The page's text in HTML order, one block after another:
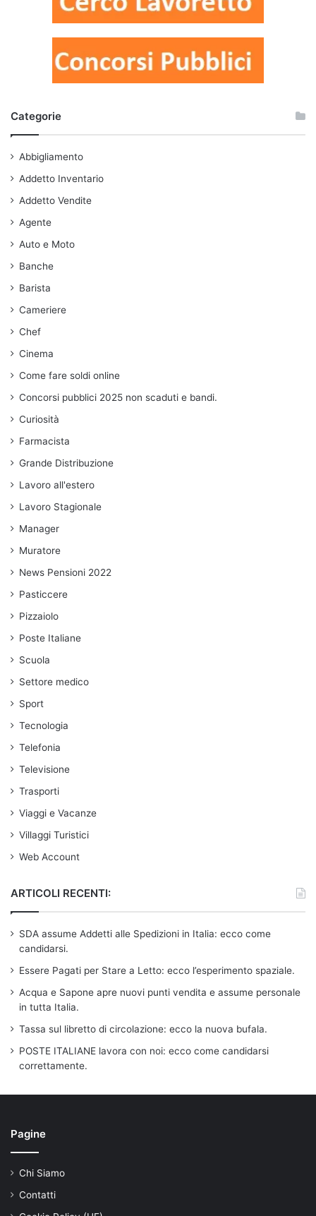
Categorie
Abbigliamento
Addetto Inventario
Addetto Vendite
Agente
Auto e Moto
Banche
Barista
Cameriere
Chef
Cinema
Come fare soldi online
Concorsi pubblici 2025 non scaduti e bandi.
Curiosità
Farmacista
Grande Distribuzione
Lavoro all'estero
Lavoro Stagionale
Manager
Muratore
News Pensioni 2022
Pasticcere
Pizzaiolo
Poste Italiane
Scuola
Settore medico
Sport
Tecnologia
Telefonia
Televisione
Trasporti
Viaggi e Vacanze
Villaggi Turistici
Web Account
ARTICOLI RECENTI:
SDA assume Addetti alle Spedizioni in Italia: ecco come
candidarsi.
Essere Pagati per Stare a Letto: ecco l’esperimento spaziale.
Acqua e Sapone apre nuovi punti vendita e assume personale
in tutta Italia.
Tassa sul libretto di circolazione: ecco la nuova bufala.
POSTE ITALIANE lavora con noi: ecco come candidarsi
correttamente.
Pagine
Chi Siamo
Contatti